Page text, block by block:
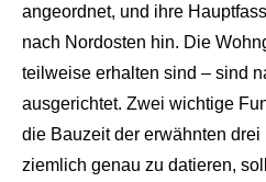
angeordnet, und ihre
nach Nordosten hin. Die
teilweise erhalten sind – sind
ausgerichtet. Zwei wichtige
die Bauzeit der erwähnten
ziemlich genau zu datieren, sol